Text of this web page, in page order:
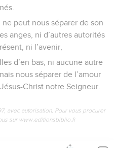
peut nous séparer de son
anges, ni d’autres autorités
ni l’avenir,
d’en bas, ni aucune autre
nous séparer de l’amour
Christ notre Seigneur.
avec autorisation. Pour vous procurer
sur www.editionsbiblio.fr